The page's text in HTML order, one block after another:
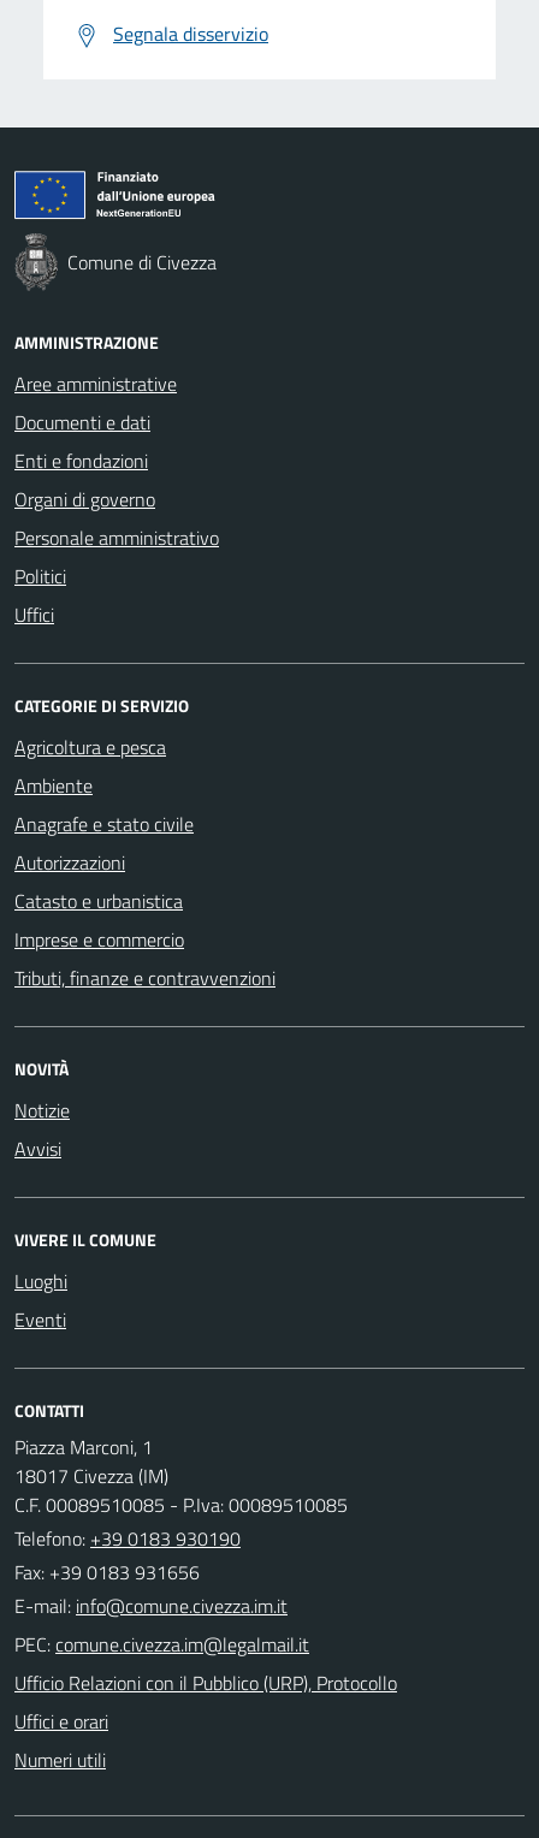
Segnala disservizio
Comune di Civezza
AMMINISTRAZIONE
Aree amministrative
Documenti e dati
Enti e fondazioni
Organi di governo
Personale amministrativo
Politici
Uffici
CATEGORIE DI SERVIZIO
Agricoltura e pesca
Ambiente
Anagrafe e stato civile
Autorizzazioni
Catasto e urbanistica
Imprese e commercio
Tributi, finanze e contravvenzioni
NOVITÀ
Notizie
Avvisi
VIVERE IL COMUNE
Luoghi
Eventi
CONTATTI
Piazza Marconi, 1
18017 Civezza (IM)
C.F. 00089510085 - P.Iva: 00089510085
Telefono: +39 0183 930190
Fax: +39 0183 931656
E-mail:
PEC:
Ufficio Relazioni con il Pubblico (URP), Protocollo
Uffici e orari
Numeri utili